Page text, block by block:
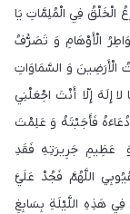
الْخَلْقُ فِي الْمُلِمَّاتِ يَا
الْأَوْهَامِ وَ تَصَرُّفُ
الْأَرَضِينَ وَ السَّمَاوَاتِ
إِلَهَ إِلّا أَنْتَ اجْعَلْنِي
فَأَجَبْتَهُ وَ عَلِمْتَ
عَظِيمِ جَرِيرَتِهِ فَقَدِ
اللَّهُمَّ فَجُدْ عَلَيَّ
هَذِهِ اللَّيْلَةِ بِسَابِغِ